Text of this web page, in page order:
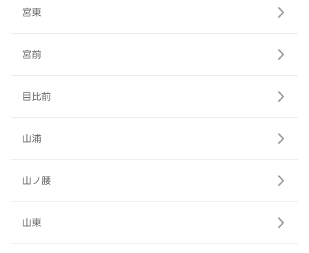
宮東
宮前
目比前
山浦
山ノ腰
山東